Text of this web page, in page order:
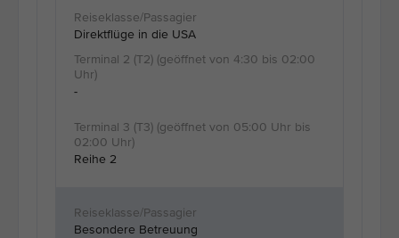
Direktflüge in die USA
-
Reihe 2
Besondere Betreuung